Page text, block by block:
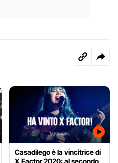
Casadilego è la vincitrice di
X Factor 2020: al secondo